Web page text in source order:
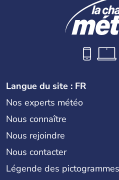
Langue du site : FR
Nos experts météo
Nous connaître
Nous rejoindre
Nous contacter
Légende des pictogrammes